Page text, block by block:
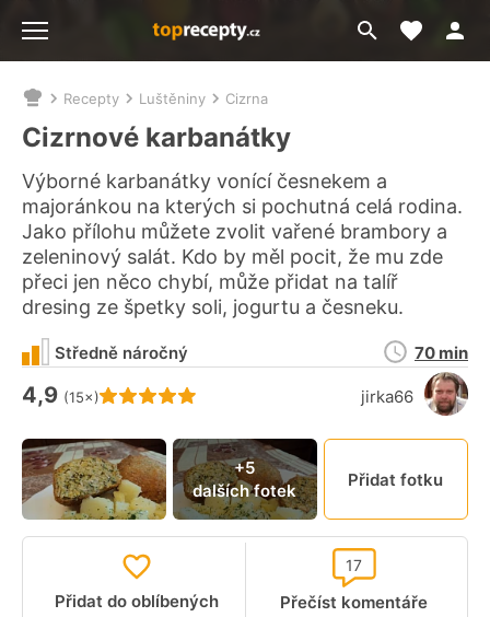
Přejít
na
Moje
Nacházíte
se
zde:
Recepty Luštěniny Cizrna
Cizrnové karbanátky
Výborné karbanátky vonící česnekem a
majoránkou na kterých si pochutná celá rodina.
Jako přílohu můžete zvolit vařené brambory a
zeleninový salát. Kdo by měl pocit, že mu zde
přeci jen něco chybí, může přidat na talíř
dresing ze špetky soli, jogurtu a česneku.
Hodnocení receptu je
4,9 (15×) jirka66
Středně náročný
Doba
přípravy
70 min
+5
dalších fotek
Přidat fotku
Přidat do oblíbených Přečíst komentáře
17